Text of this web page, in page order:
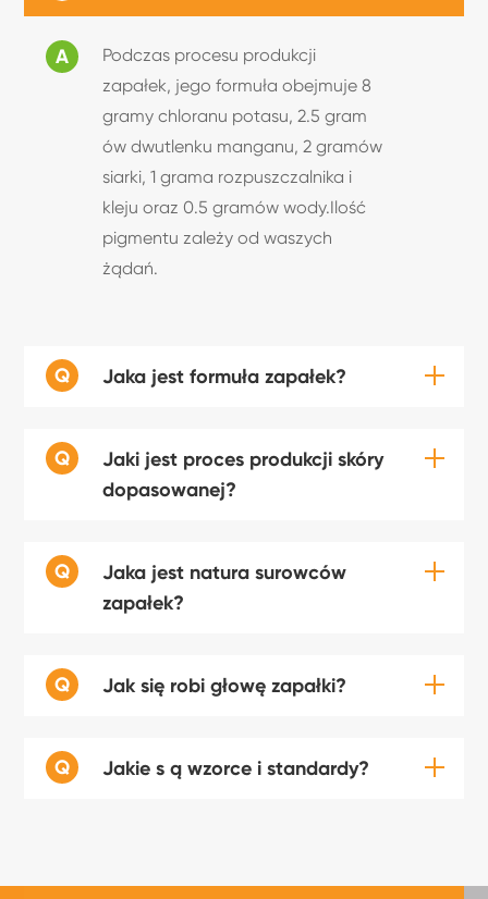
A
Podczas procesu produkcji
zapałek, jego formuła obejmuje 8
gramy chloranu potasu, 2.5 gram
ów dwutlenku manganu, 2 gramów
siarki, 1 grama rozpuszczalnika i
kleju oraz 0.5 gramów wody.Ilość
pigmentu zależy od waszych
żądań.
Q Jaka jest formuła zapałek?
Q
Jaki jest proces produkcji skóry
dopasowanej?
Q
Jaka jest natura surowców
zapałek?
Q Jak się robi głowę zapałki?
Q Jakie s ą wzorce i standardy?